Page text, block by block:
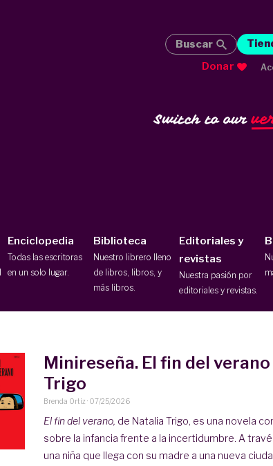
Switch to our
Enciclopedia
Todas las escritoras
en un solo lugar.
Biblioteca
Nuestro librero lleno
de libros, libros, y
más libros.
Editoriales y
revistas
Nuestra pasión por
editoriales y revistas.
Buscar
Donar
Minireseña. El fin del
Trigo
Brenda Ortiz · 07/25/2026
El fin del verano, de Natalia Trigo, es una novela
sobre la infancia frente a la incertidumbre. A
una niña que llega con su madre a una nueva